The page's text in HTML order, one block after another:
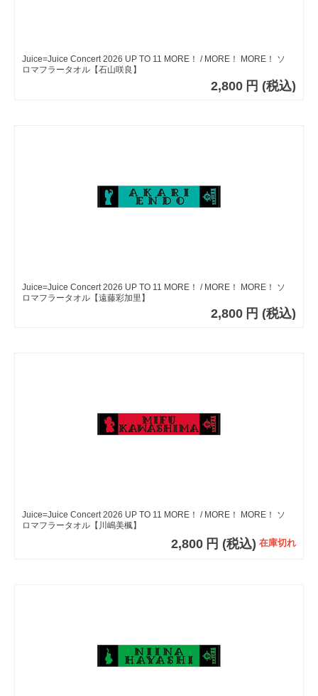
Juice=Juice Concert 2026 UP TO 11 MORE！ / MORE！ MORE！ ソ
ロマフラータオル【石山咲良】
2,800 円 (税込)
Juice=Juice Concert 2026 UP TO 11 MORE！ / MORE！ MORE！ ソ
ロマフラータオル【遠藤彩加里】
2,800 円 (税込)
Juice=Juice Concert 2026 UP TO 11 MORE！ / MORE！ MORE！ ソ
ロマフラータオル【川嶋美楓】
2,800 円 (税込) 在庫切れ